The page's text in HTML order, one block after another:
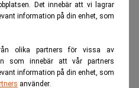
Det innebär att vi lagrar
information på din enhet, som
olika partners för vissa av
som innebär att vår partners
information på din enhet, som
använder.
AP7 är den
med resten av utbudet.
sett ur ett